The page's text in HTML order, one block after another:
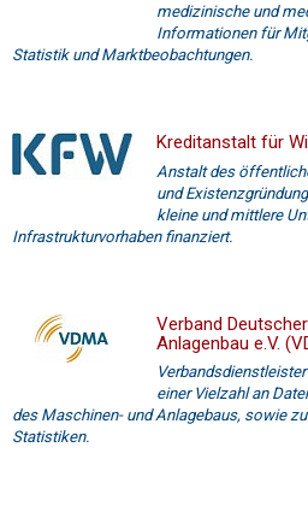
medizinische und
Informationen für
Statistik und Marktbeobachtungen.
Kreditanstalt für
Anstalt des
und
kleine und mittlere
Infrastrukturvorhaben finanziert.
Verband
Anlagenbau e.V.
einer Vielzahl an
des Maschinen- und Anlagebaus, sowie
Statistiken.